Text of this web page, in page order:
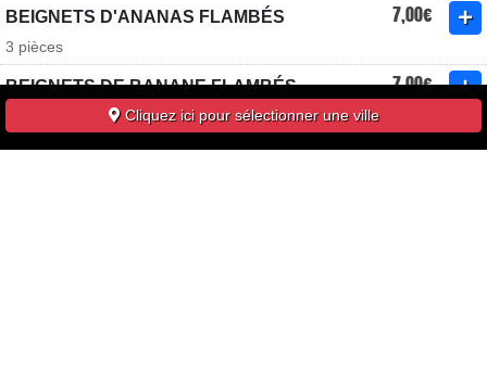
BEIGNETS D'ANANAS FLAMBÉS 7,00€
3 pièces
BEIGNETS DE BANANE FLAMBÉS 7,00€
BEIGNETS DE POMME FLAMBÉS 7,00€
Cliquez ici pour sélectionner une ville